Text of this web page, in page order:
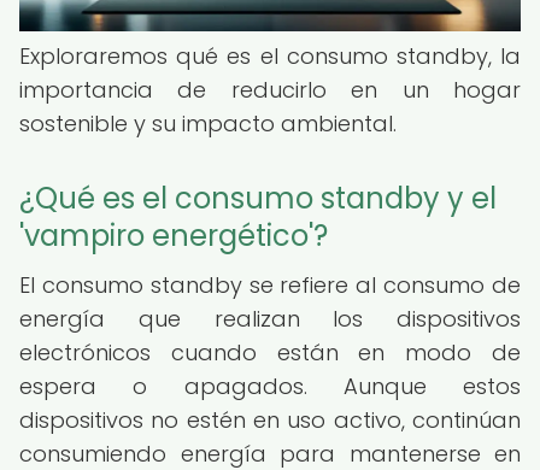
Exploraremos qué es el consumo standby, la
importancia de reducirlo en un hogar
sostenible y su impacto ambiental.
¿Qué es el consumo standby y el
'vampiro energético'?
El consumo standby se refiere al consumo de
energía que realizan los dispositivos
electrónicos cuando están en modo de
espera o apagados. Aunque estos
dispositivos no estén en uso activo, continúan
consumiendo energía para mantenerse en